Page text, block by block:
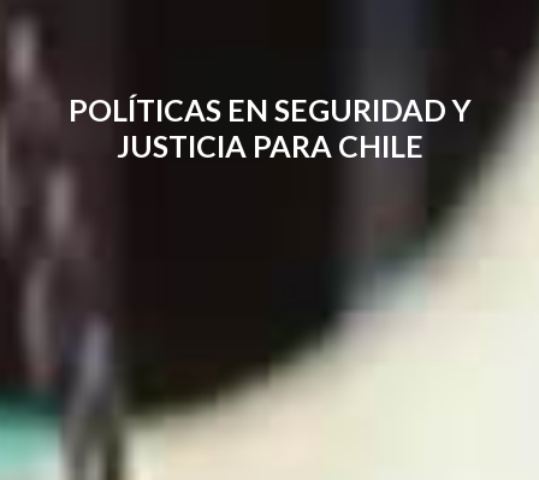
POLÍTICAS EN SEGURIDAD Y
JUSTICIA PARA CHILE